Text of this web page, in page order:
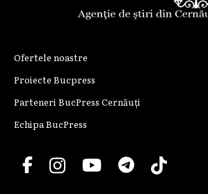
Ofertele noastre
Proiecte Bucpress
Parteneri BucPress Cernăuți
Echipa BucPress